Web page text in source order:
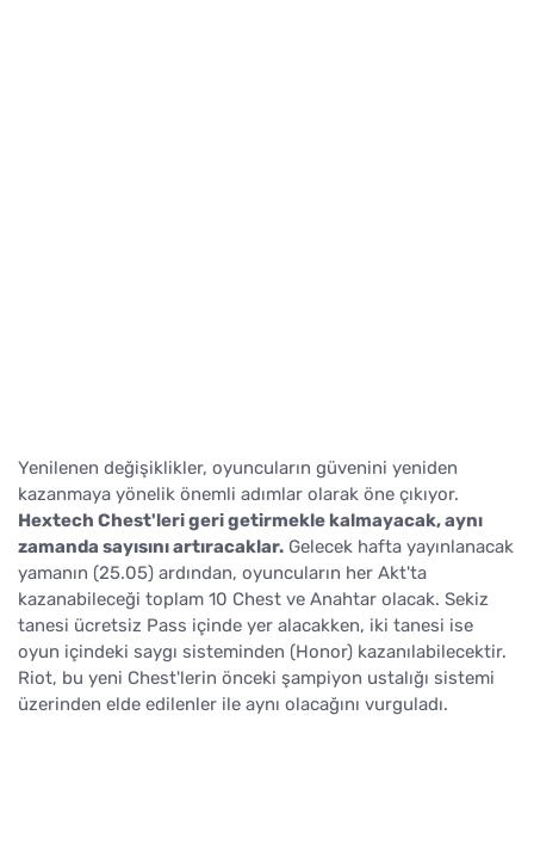
Yenilenen değişiklikler, oyuncuların güvenini yeniden
kazanmaya yönelik önemli adımlar olarak öne çıkıyor.
Hextech Chest'leri geri getirmekle kalmayacak, aynı
zamanda sayısını artıracaklar. Gelecek hafta yayınlanacak
yamanın (25.05) ardından, oyuncuların her Akt'ta
kazanabileceği toplam 10 Chest ve Anahtar olacak. Sekiz
tanesi ücretsiz Pass içinde yer alacakken, iki tanesi ise
oyun içindeki saygı sisteminden (Honor) kazanılabilecektir.
Riot, bu yeni Chest'lerin önceki şampiyon ustalığı sistemi
üzerinden elde edilenler ile aynı olacağını vurguladı.